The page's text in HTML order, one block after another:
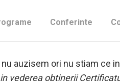
Conferinte
chilie, bordaj, coca, baba,
auzisem ori nu stiam ce
vederea obtinerii